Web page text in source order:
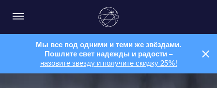
Мы все под одними и теми же звёздами.
Пошлите свет надежды и радости –
назовите звезду и получите скидку 25%!